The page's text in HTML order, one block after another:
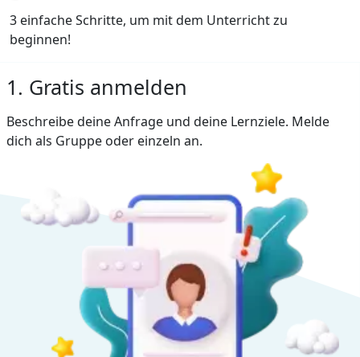
3 einfache Schritte, um mit dem Unterricht zu
beginnen!
1. Gratis anmelden
Beschreibe deine Anfrage und deine Lernziele. Melde
dich als Gruppe oder einzeln an.